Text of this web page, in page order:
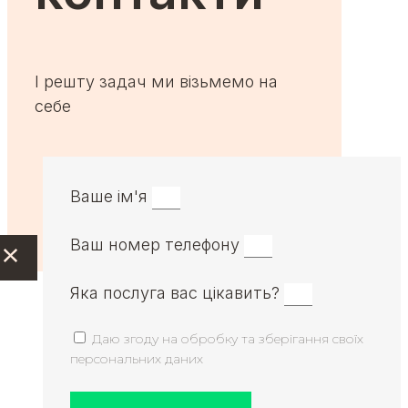
І решту задач ми візьмемо на
себе
Ваше ім'я
Ваш номер телефону
Яка послуга вас цікавить?
Даю згоду на обробку та зберігання своїх
персональних даних